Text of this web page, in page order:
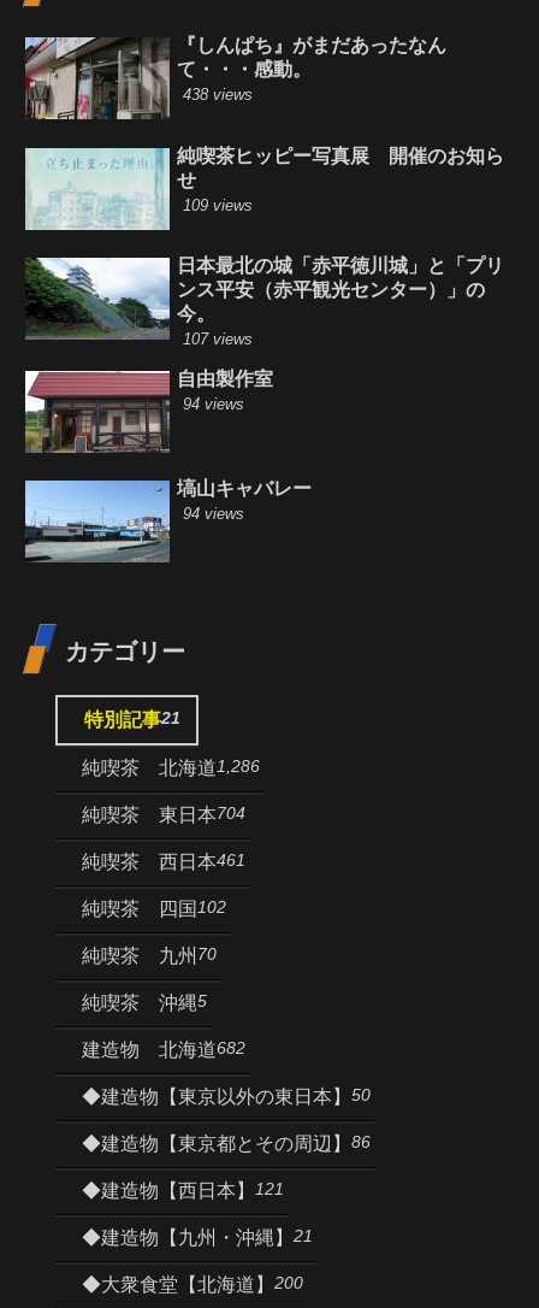
『しんぱち』がまだあったなん
て・・・感動。
438 views
純喫茶ヒッピー写真展 開催のお知ら
せ
109 views
日本最北の城「赤平徳川城」と「プリ
ンス平安（赤平観光センター）」の
今。
107 views
自由製作室
94 views
塙山キャバレー
94 views
カテゴリー
特別記事21
純喫茶 北海道1,286
純喫茶 東日本704
純喫茶 西日本461
純喫茶 四国 102
純喫茶 九州 70
純喫茶 沖縄5
建造物 北海道682
◆建造物【東京以外の東日本】 50
◆建造物【東京都とその周辺】 86
◆建造物【西日本】 121
◆建造物【九州・沖縄】 21
◆大衆食堂【北海道】 200